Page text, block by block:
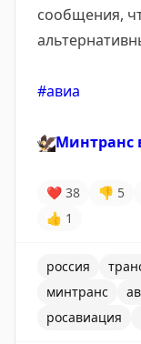
сообщения,
#авиа
🦅Минтранс
❤ 38 👎 5
👍 1
россия
минтранс
росавиация